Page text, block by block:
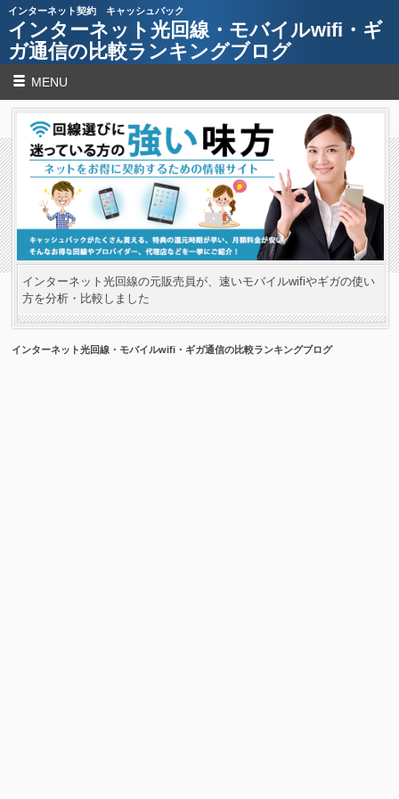
インターネット契約 キャッシュバック
インターネット光回線・モバイルwifi・ギ
ガ通信の比較ランキングブログ
MENU
インターネット光回線の元販売員が、速いモバイルwifiやギガの使い
方を分析・比較しました
インターネット光回線・モバイルwifi・ギガ通信の比較ランキングブログ